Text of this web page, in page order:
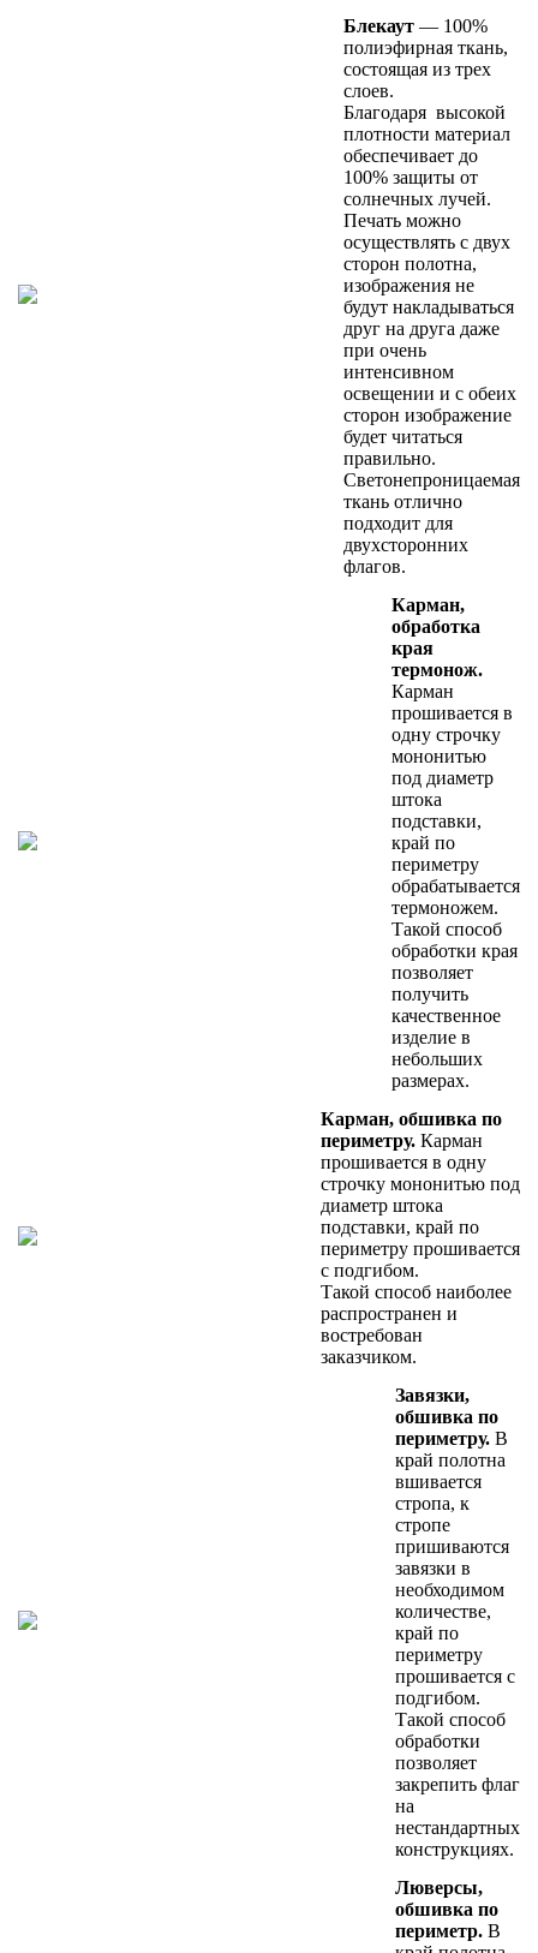
Блекаут — 100%
полиэфирная ткань,
состоящая из трех
слоев.
Благодаря высокой
плотности материал
обеспечивает до
100% защиты от
солнечных лучей.
Печать можно
осуществлять с двух
сторон полотна,
изображения не
будут накладываться
друг на друга даже
при очень
интенсивном
освещении и с обеих
сторон изображение
будет читаться
правильно.
Светонепроницаемая
ткань отлично
подходит для
двухсторонних
флагов.
Карман,
обработка
края
термонож.
Карман
прошивается в
одну строчку
мононитью
под диаметр
штока
подставки,
край по
периметру
обрабатывается
термоножем.
Такой способ
обработки края
позволяет
получить
качественное
изделие в
небольших
размерах.
Карман, обшивка по
периметру. Карман
прошивается в одну
строчку мононитью под
диаметр штока
подставки, край по
периметру прошивается
с подгибом.
Такой способ наиболее
распространен и
востребован
заказчиком.
Завязки,
обшивка по
периметру. В
край полотна
вшивается
стропа, к
стропе
пришиваются
завязки в
необходимом
количестве,
край по
периметру
прошивается с
подгибом.
Такой способ
обработки
позволяет
закрепить флаг
на
нестандартных
конструкциях.
Люверсы,
обшивка по
периметр. В